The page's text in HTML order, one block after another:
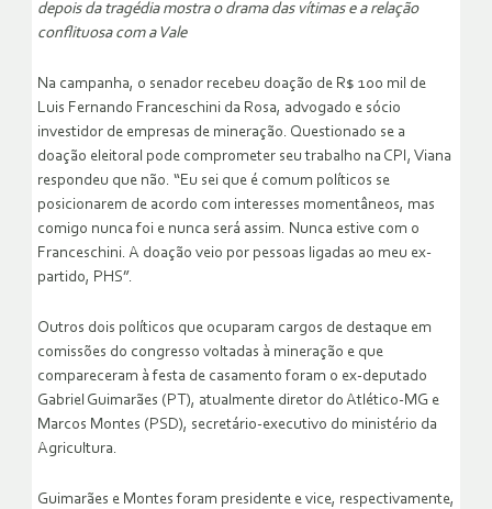
depois da tragédia mostra o drama das vítimas e a relação
conflituosa com a Vale
Na campanha, o senador recebeu doação de R$ 100 mil de
Luis Fernando Franceschini da Rosa, advogado e sócio
investidor de empresas de mineração. Questionado se a
doação eleitoral pode comprometer seu trabalho na CPI, Viana
respondeu que não. “Eu sei que é comum políticos se
posicionarem de acordo com interesses momentâneos, mas
comigo nunca foi e nunca será assim. Nunca estive com o
Franceschini. A doação veio por pessoas ligadas ao meu ex-
partido, PHS”.
Outros dois políticos que ocuparam cargos de destaque em
comissões do congresso voltadas à mineração e que
compareceram à festa de casamento foram o ex-deputado
Gabriel Guimarães (PT), atualmente diretor do Atlético-MG e
Marcos Montes (PSD), secretário-executivo do ministério da
Agricultura.
Guimarães e Montes foram presidente e vice, respectivamente,